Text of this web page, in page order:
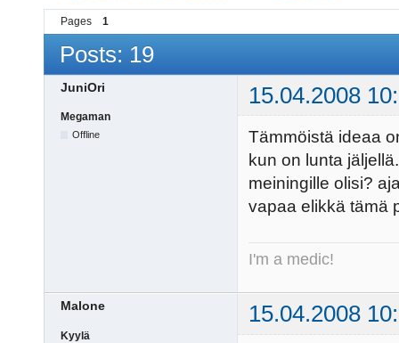
Pages 1
Posts: 19
JuniOri 15.04.2008
Megaman
Offline
Tämmöistä ideaa
kun on lunta
meiningille olisi?
vapaa elikkä tämä
I'm a medic!
Malone 15.04.2008
Kyylä